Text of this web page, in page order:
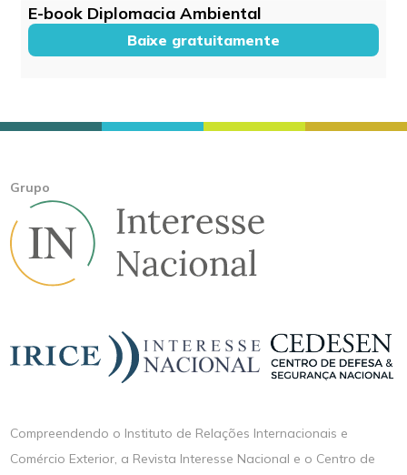
E-book Diplomacia Ambiental
Baixe gratuitamente
Grupo
Compreendendo o Instituto de Relações Internacionais e
Comércio Exterior, a Revista Interesse Nacional e o Centro de